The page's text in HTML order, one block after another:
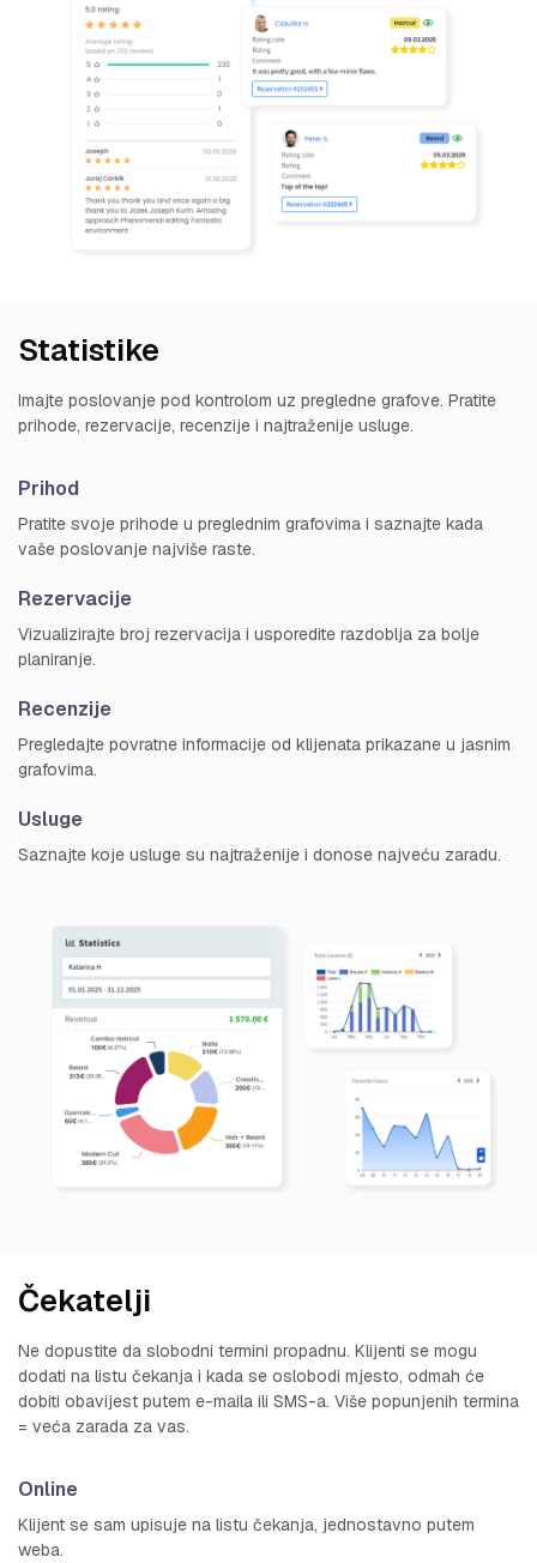
Statistike
Imajte poslovanje pod kontrolom uz pregledne grafove. Pratite
prihode, rezervacije, recenzije i najtraženije usluge.
Prihod
Pratite svoje prihode u preglednim grafovima i saznajte kada
vaše poslovanje najviše raste.
Rezervacije
Vizualizirajte broj rezervacija i usporedite razdoblja za bolje
planiranje.
Recenzije
Pregledajte povratne informacije od klijenata prikazane u jasnim
grafovima.
Usluge
Saznajte koje usluge su najtraženije i donose najveću zaradu.
Čekatelji
Ne dopustite da slobodni termini propadnu. Klijenti se mogu
dodati na listu čekanja i kada se oslobodi mjesto, odmah će
dobiti obavijest putem e-maila ili SMS-a. Više popunjenih termina
= veća zarada za vas.
Online
Klijent se sam upisuje na listu čekanja, jednostavno putem
weba.